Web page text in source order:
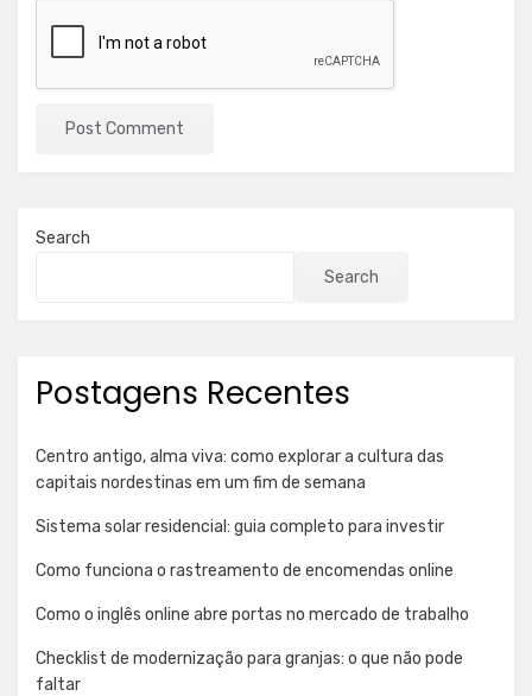
Search
Search
Postagens Recentes
Centro antigo, alma viva: como explorar a cultura das
capitais nordestinas em um fim de semana
Sistema solar residencial: guia completo para investir
Como funciona o rastreamento de encomendas online
Como o inglês online abre portas no mercado de trabalho
Checklist de modernização para granjas: o que não pode
faltar